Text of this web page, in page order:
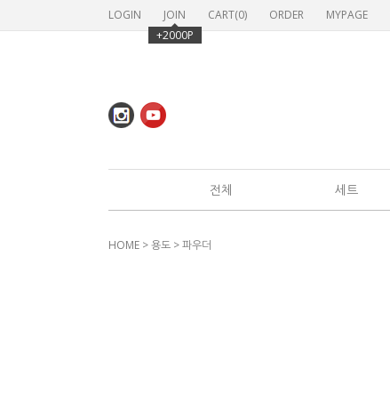
LOGIN
JOIN
+2000P
CART(0) ORDER MYPAGE
전체 세트
HOME >용도 >파우더